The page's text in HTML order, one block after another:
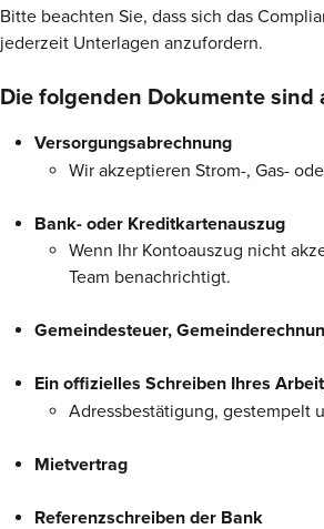
Bitte beachten Sie, dass sich das
jederzeit Unterlagen anzufordern. ​​
Die folgenden Dokumente sind
Versorgungsabrechnung
Wir akzeptieren Strom-, Gas-
Bank- oder Kreditkartenauszug
Wenn Ihr Kontoauszug nicht
Team benachrichtigt.
Gemeindesteuer,
Ein offizielles Schreiben Ihres
Adressbestätigung, gestempelt
Mietvertrag
Referenzschreiben der Bank